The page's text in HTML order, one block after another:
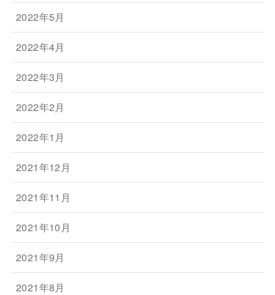
2022年5月
2022年4月
2022年3月
2022年2月
2022年1月
2021年12月
2021年11月
2021年10月
2021年9月
2021年8月